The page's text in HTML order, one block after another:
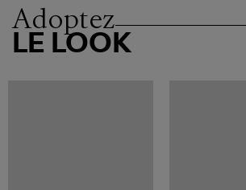
Adoptez
LE LOOK